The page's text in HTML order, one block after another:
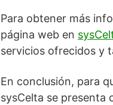
Para obtener más
página web en
servicios ofrecidos y
En conclusión, para
sysCelta se presenta